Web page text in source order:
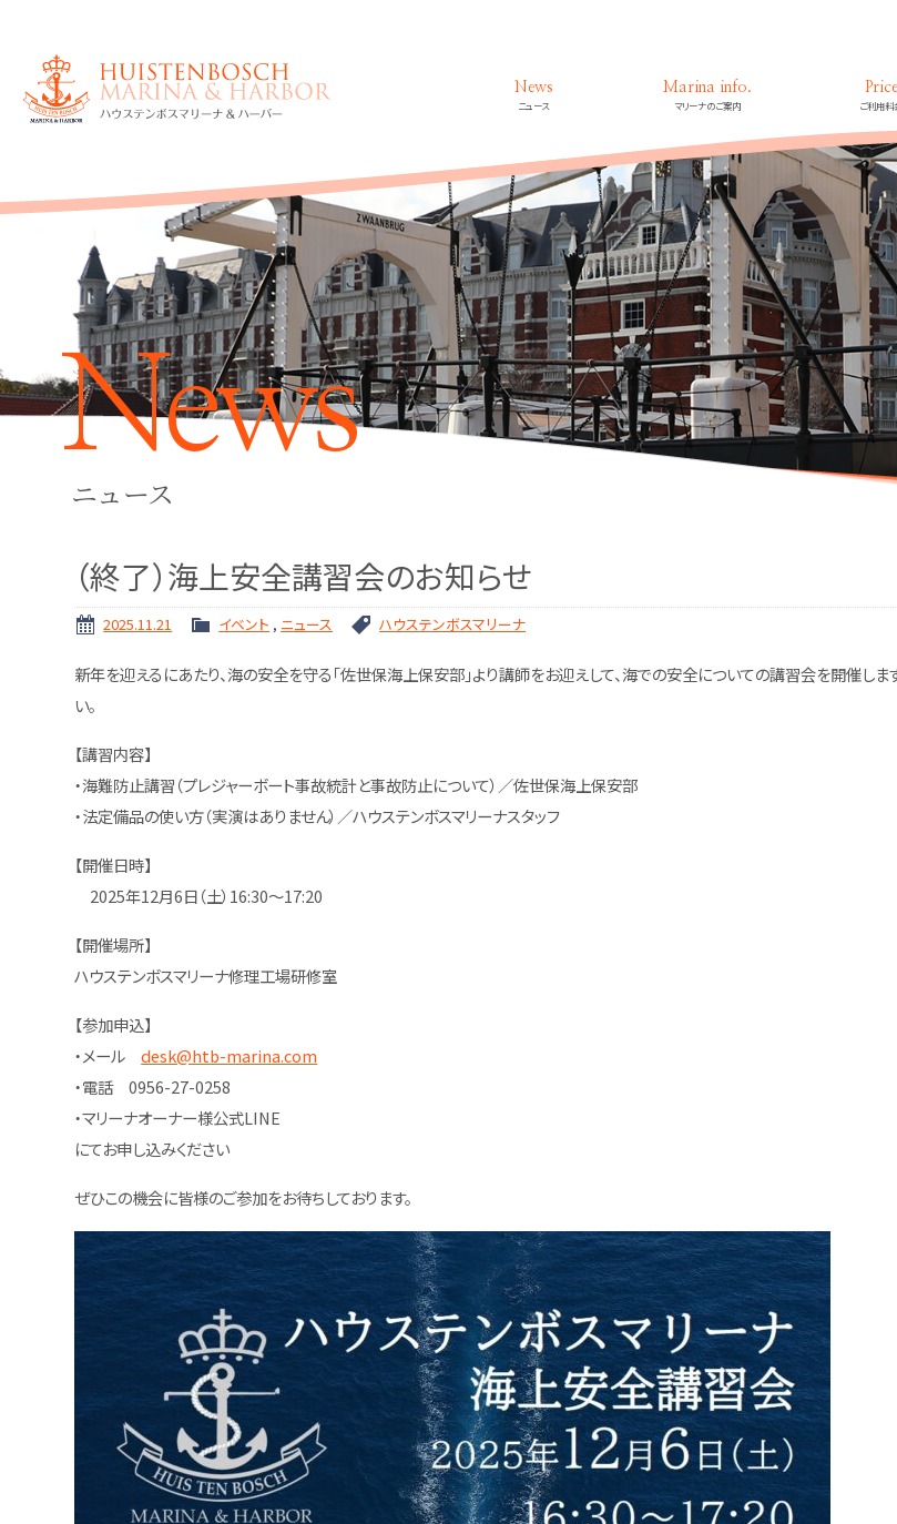
News
ニュース
Marina info.
マリーナのご案内
Price
ご利用料
News
ニュース
（終了）海上安全講習会のお知らせ
2025.11.21 イベント , ニュース ハウステンボスマリーナ
新年を迎えるにあたり、海の安全を守る「佐世保海上保安部」より講師をお迎えして、海での安全についての講習会を開催しま
い。
【講習内容】
・海難防止講習（プレジャーボート事故統計と事故防止について）／佐世保海上保安部
・法定備品の使い方（実演はありません）／ハウステンボスマリーナスタッフ
【開催日時】
2025年12月6日（土）16:30～17:20
【開催場所】
ハウステンボスマリーナ修理工場研修室
【参加申込】
・メールdesk@htb-marina.com
・電話 0956-27-0258
・マリーナオーナー様公式LINE
にてお申し込みください
ぜひこの機会に皆様のご参加をお待ちしております。